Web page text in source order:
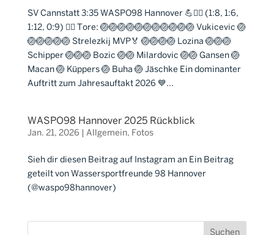
SV Cannstatt 3:35 WASPO98 Hannover 💪🤽‍♂️ (1:8, 1:6,
1:12, 0:9) 🤽‍♂️ Tore: 🏐🏐🏐🏐🏐🏐🏐🏐🏐🏐🏐 Vukicevic 🏐
🏐🏐🏐🏐🏐 Strelezkij MVP🏅 🏐🏐🏐🏐 Lozina 🏐🏐🏐
Schipper 🏐🏐🏐 Bozic 🏐🏐 Milardovic 🏐🏐 Gansen 🏐
Macan 🏐 Küppers 🏐 Buha 🏐 Jäschke Ein dominanter
Auftritt zum Jahresauftakt 2026 💙...
WASPO98 Hannover 2025 Rückblick
Jan. 21, 2026 Allgemein, Fotos
Sieh dir diesen Beitrag auf Instagram an Ein Beitrag
geteilt von Wassersportfreunde 98 Hannover
(@waspo98hannover)